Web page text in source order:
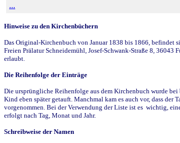
...
Hinweise zu den Kirchenbüchern
Das Original-Kirchenbuch von Januar 1838 bis 1866, befindet
Freien Prälatur Schneidemühl, Josef-Schwank-Straße 8,
erlaubt.
Die Reihenfolge der Einträge
Die ursprüngliche Reihenfolge aus dem Kirchenbuch wurde
Kind eben später getauft. Manchmal kam es auch vor, dass
vorgenommen. Bei der Verwendung der Liste ist es wichtig,
erfolgt nach Tag, Monat und Jahr.
Schreibweise der Namen